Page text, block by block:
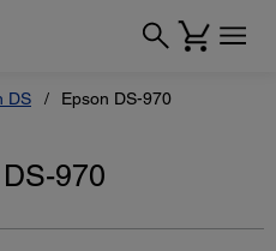
DS Epson DS-970
970